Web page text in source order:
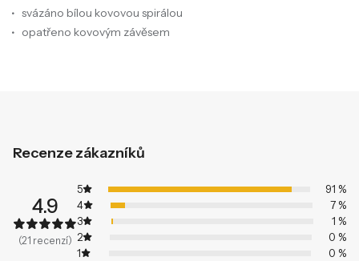
svázáno bílou kovovou spirálou
opatřeno kovovým závěsem
Recenze zákazníků
4.9
(21 recenzí)
5
91 %
4
7 %
3
1 %
2
0 %
1
0 %